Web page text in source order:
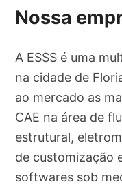
Nossa
A ESSS é uma
na cidade de
ao mercado as
CAE na área de
estrutural,
de customização
softwares sob